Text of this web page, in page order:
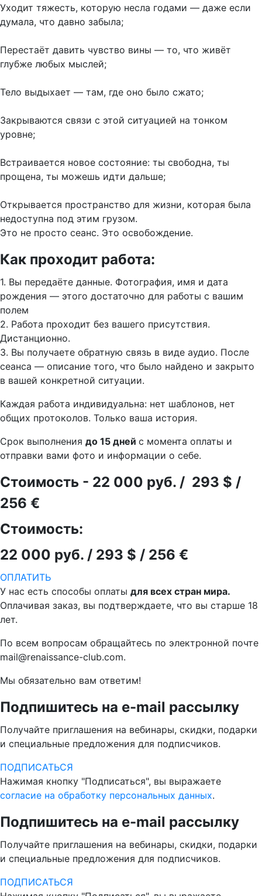
Уходит тяжесть, которую несла годами — даже если
думала, что давно забыла;
Перестаёт давить чувство вины — то, что живёт
глубже любых мыслей;
Тело выдыхает — там, где оно было сжато;
Закрываются связи с этой ситуацией на тонком
уровне;
Встраивается новое состояние: ты свободна, ты
прощена, ты можешь идти дальше;
Открывается пространство для жизни, которая была
недоступна под этим грузом.
Это не просто сеанс. Это освобождение.
Как проходит работа:
1. Вы передаёте данные. Фотография, имя и дата
рождения — этого достаточно для работы с вашим
полем
2. Работа проходит без вашего присутствия.
Дистанционно.
3. Вы получаете обратную связь в виде аудио. После
сеанса — описание того, что было найдено и закрыто
в вашей конкретной ситуации.
Каждая работа индивидуальна: нет шаблонов, нет
общих протоколов. Только ваша история.
Срок выполнения до 15 дней с момента оплаты и
отправки вами фото и информации о себе.
Стоимость - 22 000 руб. / 293 $ /
256 €
Стоимость:
22 000 руб. / 293 $ / 256 €
ОПЛАТИТЬ
У нас есть способы оплаты для всех стран мира.
Оплачивая заказ, вы подтверждаете, что вы старше 18
лет.
По всем вопросам обращайтесь по электронной почте
mail@renaissance-club.com.
Мы обязательно вам ответим!
Подпишитесь на e-mail рассылку
Получайте приглашения на вебинары, скидки, подарки
и специальные предложения для подписчиков.
ПОДПИСАТЬСЯ
Нажимая кнопку "Подписаться", вы выражаете
согласие на обработку персональных данных.
Подпишитесь на e-mail рассылку
Получайте приглашения на вебинары, скидки, подарки
и специальные предложения для подписчиков.
ПОДПИСАТЬСЯ